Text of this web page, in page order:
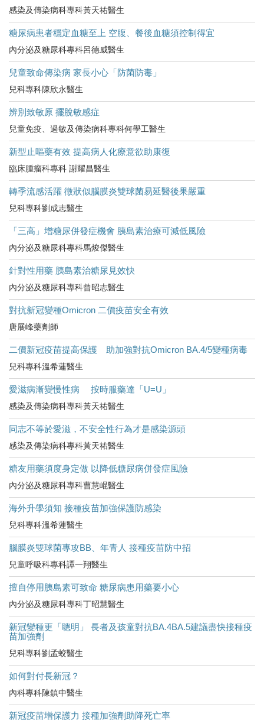
感染及傳染病科專科黃天祐醫生
糖尿病患者穩定血糖至上 空腹、餐後血糖須控制得宜
內分泌及糖尿科專科呂德威醫生
兒童致命傳染病 家長小心「防菌防毒」
兒科專科陳欣永醫生
辨別致敏原 擺脫敏感症
兒童免疫、過敏及傳染病科專科何學工醫生
新型止嘔藥有效 提高病人化療意欲助康復
臨床腫瘤科專科 謝耀昌醫生
轉季流感活躍 徵狀似腦膜炎雙球菌易延醫後果嚴重
兒科專科劉成志醫生
「三高」增糖尿併發症機會 胰島素治療可減低風險
內分泌及糖尿科專科馬焌傑醫生
針對性用藥 胰島素治糖尿見效快
內分泌及糖尿科專科曾昭志醫生
對抗新冠變種Omicron 二價疫苗安全有效
唐展峰藥劑師
二價新冠疫苗提高保護 助加強對抗Omicron BA.4/5變種病毒
兒科專科溫希蓮醫生
愛滋病漸變慢性病 按時服藥達「U=U」
感染及傳染病科專科黃天祐醫生
同志不等於愛滋，不安全性行為才是感染源頭
感染及傳染病科專科黃天祐醫生
糖友用藥須度身定做 以降低糖尿病併發症風險
內分泌及糖尿科專科曹慧崐醫生
海外升學須知 接種疫苗加強保護防感染
兒科專科溫希蓮醫生
腦膜炎雙球菌專攻BB、年青人 接種疫苗防中招
兒童呼吸科專科譚一翔醫生
擅自停用胰島素可致命 糖尿病患用藥要小心
內分泌及糖尿科專科丁昭慧醫生
新冠變種更「聰明」 長者及孩童對抗BA.4BA.5建議盡快接種疫
苗加強劑
兒科專科劉孟蛟醫生
如何對付長新冠？
內科專科陳鎮中醫生
新冠疫苗增保護力 接種加強劑助降死亡率